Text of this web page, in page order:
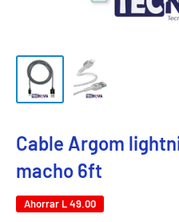
Cable Argom
macho 6ft
Ahorrar L 49.00